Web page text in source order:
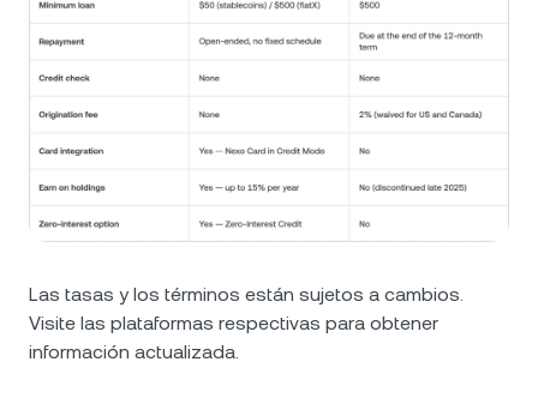
Las tasas y los términos están sujetos a cambios.
Visite las plataformas respectivas para obtener
información actualizada.